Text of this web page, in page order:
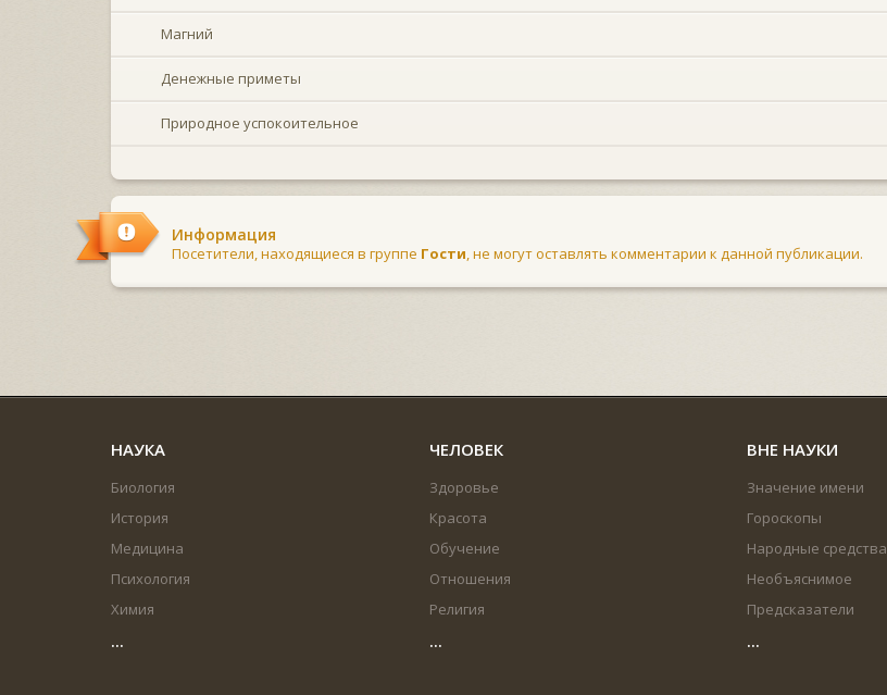
Магний
Денежные приметы
Природное успокоительное
Информация
Посетители, находящиеся в группе Гости, не могут оставлять комментарии к данной публикации.
НАУКА
Биология
История
Медицина
Психология
Химия
...
ЧЕЛОВЕК
Здоровье
Красота
Обучение
Отношения
Религия
...
ВНЕ НАУКИ
Значение имени
Гороскопы
Народные средства
Необъяснимое
Предсказатели
...